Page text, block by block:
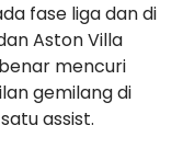
fase liga dan di
Aston Villa
mencuri
gemilang di
assist.